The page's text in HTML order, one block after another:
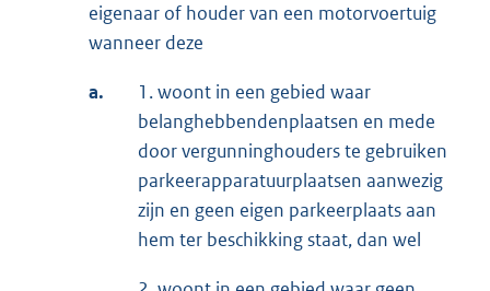
eigenaar of houder van een motorvoertuig
wanneer deze
a.
1. woont in een gebied waar
belanghebbendenplaatsen en mede
door vergunninghouders te gebruiken
parkeerapparatuurplaatsen aanwezig
zijn en geen eigen parkeerplaats aan
hem ter beschikking staat, dan wel